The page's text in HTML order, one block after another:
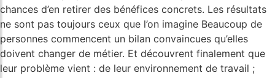
chances d’en retirer des bénéfices concrets. Les résultats
ne sont pas toujours ceux que l’on imagine Beaucoup de
personnes commencent un bilan convaincues qu’elles
doivent changer de métier. Et découvrent finalement que
leur problème vient : de leur environnement de travail ;